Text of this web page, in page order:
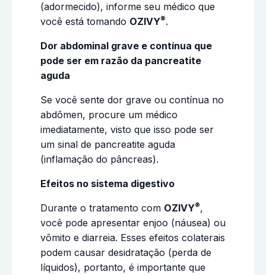
(adormecido), informe seu médico que
você está tomando OZIVY®.
Dor abdominal grave e contínua que
pode ser em razão da pancreatite
aguda
Se você sente dor grave ou contínua no
abdômen, procure um médico
imediatamente, visto que isso pode ser
um sinal de pancreatite aguda
(inflamação do pâncreas).
Efeitos no sistema digestivo
Durante o tratamento com OZIVY®,
você pode apresentar enjoo (náusea) ou
vômito e diarreia. Esses efeitos colaterais
podem causar desidratação (perda de
líquidos), portanto, é importante que